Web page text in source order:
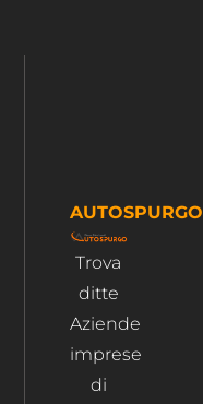
AUTOSPURGO
Trova
ditte
Aziende
imprese
di